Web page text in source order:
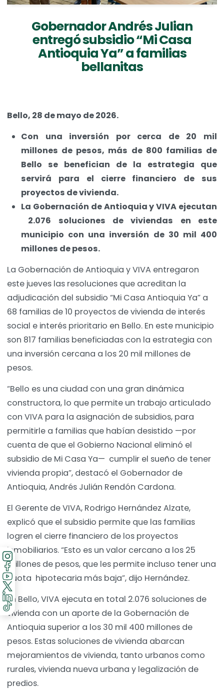
Gobernador Andrés Julian
entregó subsidio “Mi Casa
Antioquia Ya” a familias
bellanitas
Bello, 28 de mayo de 2026.
Con una inversión por cerca de 20 mil
millones de pesos, más de 800 familias de
Bello se benefician de la estrategia que
servirá para el cierre financiero de sus
proyectos de vivienda.
La Gobernación de Antioquia y VIVA ejecutan
2.076 soluciones de viviendas en este
municipio con una inversión de 30 mil 400
millones de pesos.
La Gobernación de Antioquia y VIVA entregaron
este jueves las resoluciones que acreditan la
adjudicación del subsidio “Mi Casa Antioquia Ya” a
68 familias de 10 proyectos de vivienda de interés
social e interés prioritario en Bello. En este municipio
son 817 familias beneficiadas con la estrategia con
una inversión cercana a los 20 mil millones de
pesos.
“Bello es una ciudad con una gran dinámica
constructora, lo que permite un trabajo articulado
con VIVA para la asignación de subsidios, para
permitirle a familias que habían desistido —por
cuenta de que el Gobierno Nacional eliminó el
subsidio de Mi Casa Ya— cumplir el sueño de tener
vivienda propia”, destacó el Gobernador de
Antioquia, Andrés Julián Rendón Cardona.
El Gerente de VIVA, Rodrigo Hernández Alzate,
explicó que el subsidio permite que las familias
logren el cierre financiero de los proyectos
inmobiliarios. “Esto es un valor cercano a los 25
millones de pesos, que les permite incluso tener una
cuota hipotecaria más baja”, dijo Hernández.
En Bello, VIVA ejecuta en total 2.076 soluciones de
vivienda con un aporte de la Gobernación de
Antioquia superior a los 30 mil 400 millones de
pesos. Estas soluciones de vivienda abarcan
mejoramientos de vivienda, tanto urbanos como
rurales, vivienda nueva urbana y legalización de
predios.